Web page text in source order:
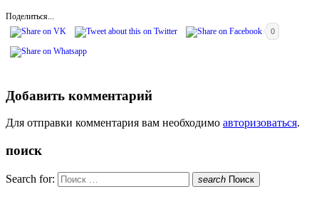
Поделиться...
0
Добавить комментарий
Для отправки комментария вам необходимо авторизоваться.
поиск
Search for: search Поиск